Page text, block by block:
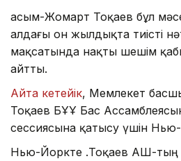
Қасым-Жомарт Тоқаев бұл
алдағы он жылдықта тиісті
мақсатында нақты шешім
айтты.
Айта кетейік, Мемлекет
Тоқаев БҰҰ Бас
сессиясына қатысу үшін
Нью-Йоркте Қ.Тоқаев АҚШ-тың